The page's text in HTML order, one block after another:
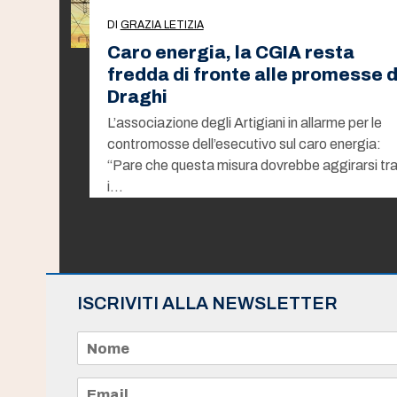
DI GRAZIA LETIZIA
Caro energia, la CGIA resta
fredda di fronte alle promesse
Draghi
L’associazione degli Artigiani in allarme per le
contromosse dell’esecutivo sul caro energia:
“Pare che questa misura dovrebbe aggirarsi tra
i…
ISCRIVITI ALLA NEWSLETTER
m
e